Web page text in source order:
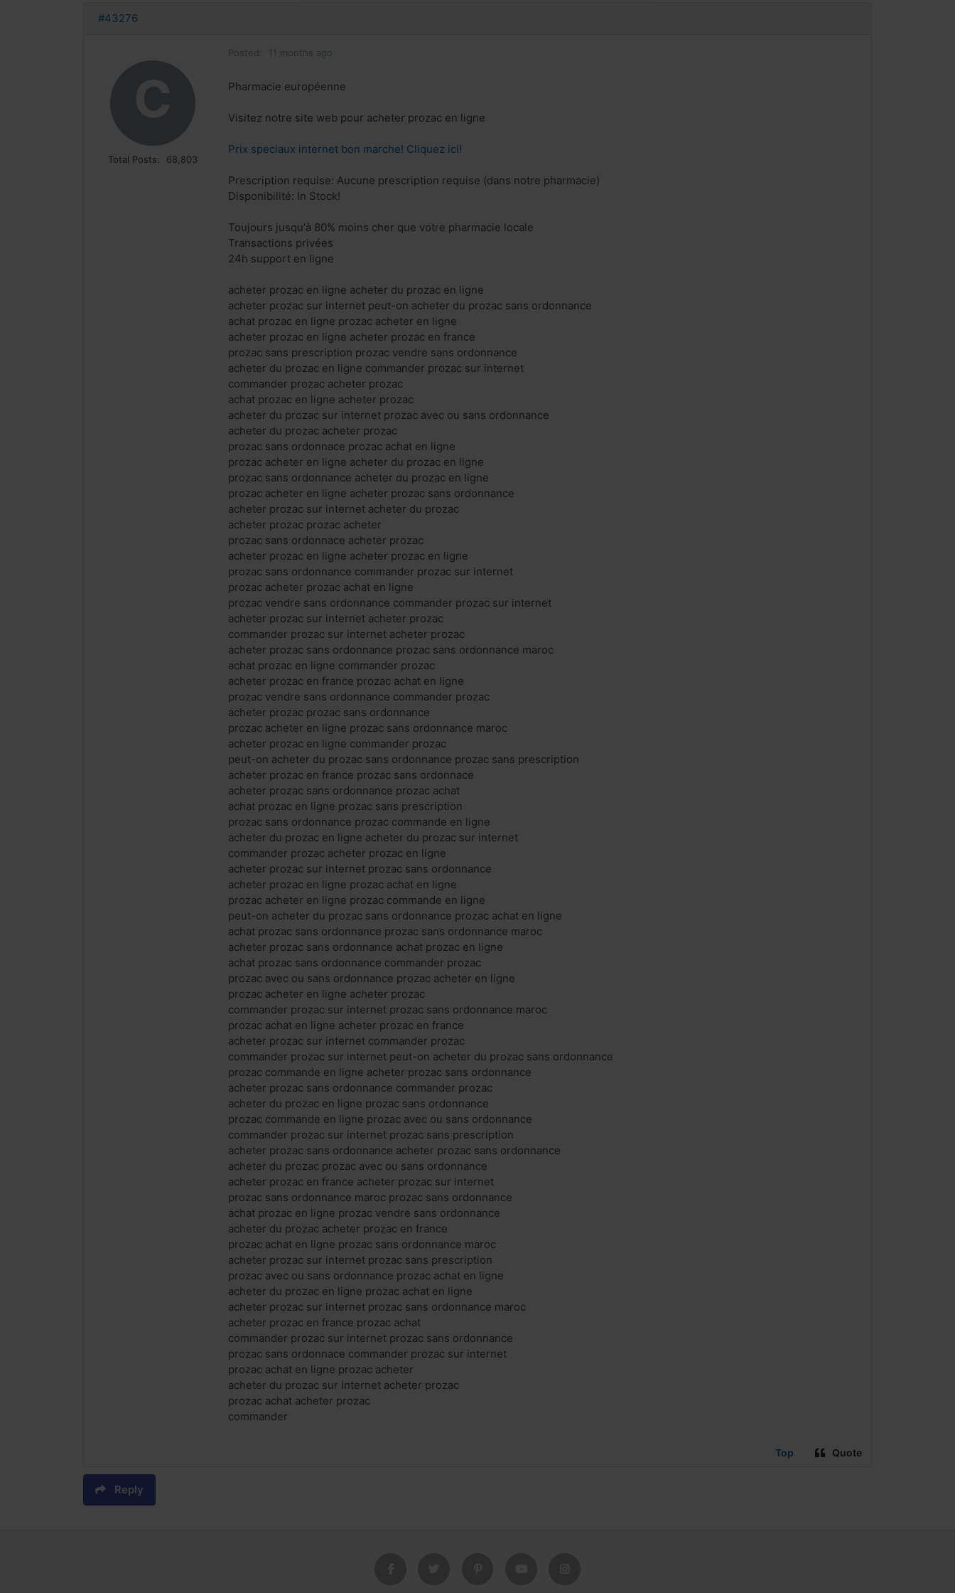
#43276
C
Total Posts: 68,803
Posted: 11 months ago
Pharmacie européenne
Visitez notre site web pour acheter prozac en ligne
Prix speciaux internet bon marche! Cliquez ici!
Prescription requise: Aucune prescription requise (dans notre pharmacie)
Disponibilité: In Stock!
Toujours jusqu'à 80% moins cher que votre pharmacie locale
Transactions privées
24h support en ligne
acheter prozac en ligne acheter du prozac en ligne
acheter prozac sur internet peut-on acheter du prozac sans ordonnance
achat prozac en ligne prozac acheter en ligne
acheter prozac en ligne acheter prozac en france
prozac sans prescription prozac vendre sans ordonnance
acheter du prozac en ligne commander prozac sur internet
commander prozac acheter prozac
achat prozac en ligne acheter prozac
acheter du prozac sur internet prozac avec ou sans ordonnance
acheter du prozac acheter prozac
prozac sans ordonnace prozac achat en ligne
prozac acheter en ligne acheter du prozac en ligne
prozac sans ordonnance acheter du prozac en ligne
prozac acheter en ligne acheter prozac sans ordonnance
acheter prozac sur internet acheter du prozac
acheter prozac prozac acheter
prozac sans ordonnace acheter prozac
acheter prozac en ligne acheter prozac en ligne
prozac sans ordonnance commander prozac sur internet
prozac acheter prozac achat en ligne
prozac vendre sans ordonnance commander prozac sur internet
acheter prozac sur internet acheter prozac
commander prozac sur internet acheter prozac
acheter prozac sans ordonnance prozac sans ordonnance maroc
achat prozac en ligne commander prozac
acheter prozac en france prozac achat en ligne
prozac vendre sans ordonnance commander prozac
acheter prozac prozac sans ordonnance
prozac acheter en ligne prozac sans ordonnance maroc
acheter prozac en ligne commander prozac
peut-on acheter du prozac sans ordonnance prozac sans prescription
acheter prozac en france prozac sans ordonnace
acheter prozac sans ordonnance prozac achat
achat prozac en ligne prozac sans prescription
prozac sans ordonnance prozac commande en ligne
acheter du prozac en ligne acheter du prozac sur internet
commander prozac acheter prozac en ligne
acheter prozac sur internet prozac sans ordonnance
acheter prozac en ligne prozac achat en ligne
prozac acheter en ligne prozac commande en ligne
peut-on acheter du prozac sans ordonnance prozac achat en ligne
achat prozac sans ordonnance prozac sans ordonnance maroc
acheter prozac sans ordonnance achat prozac en ligne
achat prozac sans ordonnance commander prozac
prozac avec ou sans ordonnance prozac acheter en ligne
prozac acheter en ligne acheter prozac
commander prozac sur internet prozac sans ordonnance maroc
prozac achat en ligne acheter prozac en france
acheter prozac sur internet commander prozac
commander prozac sur internet peut-on acheter du prozac sans ordonnance
prozac commande en ligne acheter prozac sans ordonnance
acheter prozac sans ordonnance commander prozac
acheter du prozac en ligne prozac sans ordonnance
prozac commande en ligne prozac avec ou sans ordonnance
commander prozac sur internet prozac sans prescription
acheter prozac sans ordonnance acheter prozac sans ordonnance
acheter du prozac prozac avec ou sans ordonnance
acheter prozac en france acheter prozac sur internet
prozac sans ordonnance maroc prozac sans ordonnance
achat prozac en ligne prozac vendre sans ordonnance
acheter du prozac acheter prozac en france
prozac achat en ligne prozac sans ordonnance maroc
acheter prozac sur internet prozac sans prescription
prozac avec ou sans ordonnance prozac achat en ligne
acheter du prozac en ligne prozac achat en ligne
acheter prozac sur internet prozac sans ordonnance maroc
acheter prozac en france prozac achat
commander prozac sur internet prozac sans ordonnance
prozac sans ordonnace commander prozac sur internet
prozac achat en ligne prozac acheter
acheter du prozac sur internet acheter prozac
prozac achat acheter prozac
commander
Top Quote
Reply